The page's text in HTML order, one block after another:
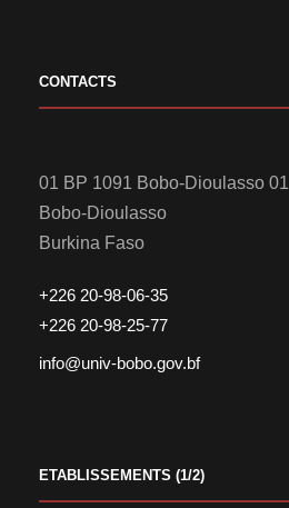
CONTACTS
01 BP 1091 Bobo-Dioulasso 01
Bobo-Dioulasso
Burkina Faso
+226 20-98-06-35
+226 20-98-25-77
info@univ-bobo.gov.bf
ETABLISSEMENTS (1/2)